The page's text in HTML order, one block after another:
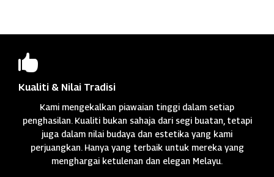

Kualiti & Nilai Tradisi
Kami mengekalkan piawaian tinggi dalam setiap
penghasilan. Kualiti bukan sahaja dari segi buatan, tetapi
juga dalam nilai budaya dan estetika yang kami
perjuangkan. Hanya yang terbaik untuk mereka yang
menghargai ketulenan dan elegan Melayu.